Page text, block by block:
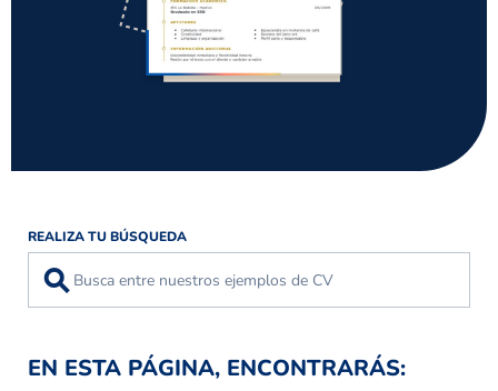
REALIZA TU BÚSQUEDA
⚲
EN ESTA PÁGINA, ENCONTRARÁS: